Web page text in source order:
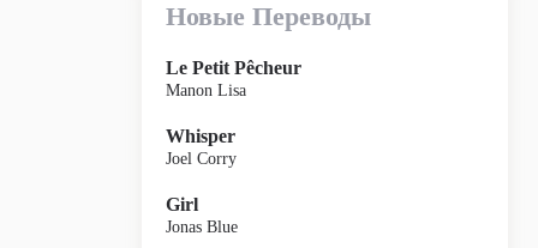
Новые Переводы
Le Petit Pêcheur
Manon Lisa
Whisper
Joel Corry
Girl
Jonas Blue